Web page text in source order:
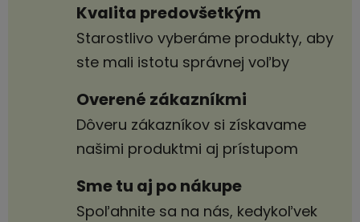
Kvalita predovšetkým
Starostlivo vyberáme produkty, aby
ste mali istotu správnej voľby
Overené zákazníkmi
Dôveru zákazníkov si získavame
našimi produktmi aj prístupom
Sme tu aj po nákupe
Spoľahnite sa na nás, kedykoľvek